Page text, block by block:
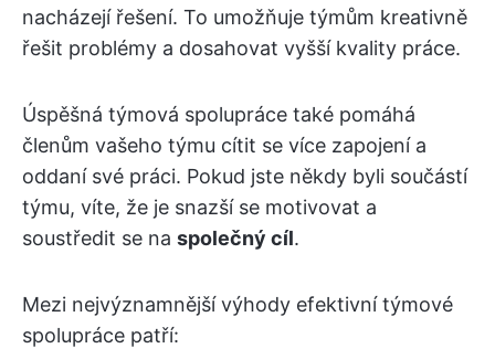
nacházejí řešení. To umožňuje týmům kreativně
řešit problémy a dosahovat vyšší kvality práce.
Úspěšná týmová spolupráce také pomáhá
členům vašeho týmu cítit se více zapojení a
oddaní své práci. Pokud jste někdy byli součástí
týmu, víte, že je snazší se motivovat a
soustředit se na společný cíl.
Mezi nejvýznamnější výhody efektivní týmové
spolupráce patří: